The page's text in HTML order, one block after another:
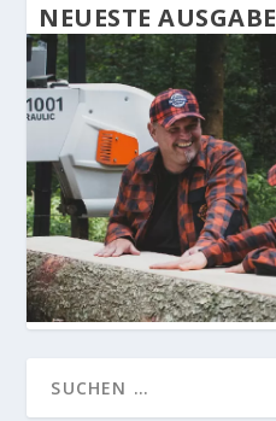
NEUESTE AUSGABE